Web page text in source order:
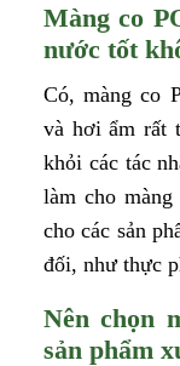
Màng co
nước tốt
Có, màng co
và hơi ẩm rất
khỏi các tác
làm cho
cho các sản
đối, như thực
Nên chọn
sản phẩm